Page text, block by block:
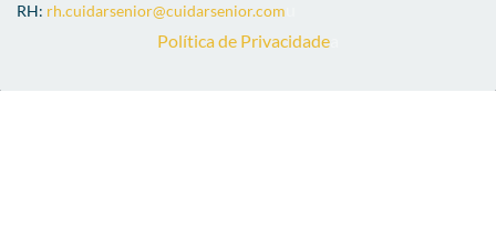
RH: rh.cuidarsenior@cuidarsenior.com
Política de Privacidade